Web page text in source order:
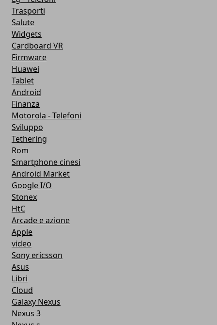
Trasporti
Salute
Widgets
Cardboard VR
Firmware
Huawei
Tablet
Android
Finanza
Motorola - Telefoni
Sviluppo
Tethering
Rom
Smartphone cinesi
Android Market
Google I/O
Stonex
HtC
Arcade e azione
Apple
video
Sony ericsson
Asus
Libri
Cloud
Galaxy Nexus
Nexus 3